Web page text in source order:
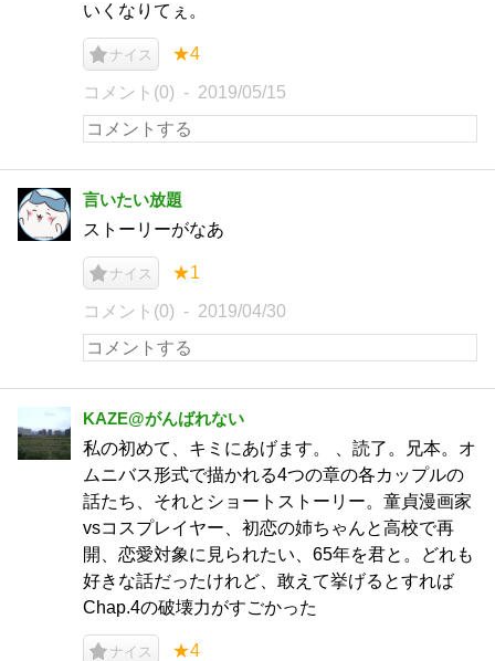
いくなりてぇ。
ナイス ★4
コメント(0) 2019/05/15
言いたい放題
ストーリーがなあ
ナイス ★1
コメント(0) 2019/04/30
KAZE@がんばれない
私の初めて、キミにあげます。 、読了。兄本。オ
ムニバス形式で描かれる4つの章の各カップルの
話たち、それとショートストーリー。童貞漫画家
vsコスプレイヤー、初恋の姉ちゃんと高校で再
開、恋愛対象に見られたい、65年を君と。どれも
好きな話だったけれど、敢えて挙げるとすれば
Chap.4の破壊力がすごかった
ナイス ★4